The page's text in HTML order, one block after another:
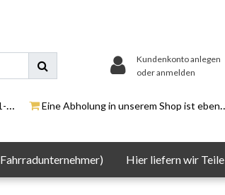
Kundenkonto anlegen
oder anmelden
Eine Abholung in unserem Shop ist ebenfalls möglich.
Hier liefern wir Teile